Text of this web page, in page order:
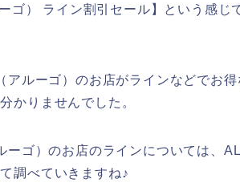
ゴ） ライン割引セール】という感じ
アルーゴ）のお店がラインなどでお
かりませんでした。
ーゴ）のお店のラインについては、
調べていきますね♪